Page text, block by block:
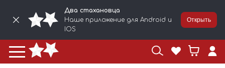
Два стахановца
Наше приложение для Android и
IOS
Открыть